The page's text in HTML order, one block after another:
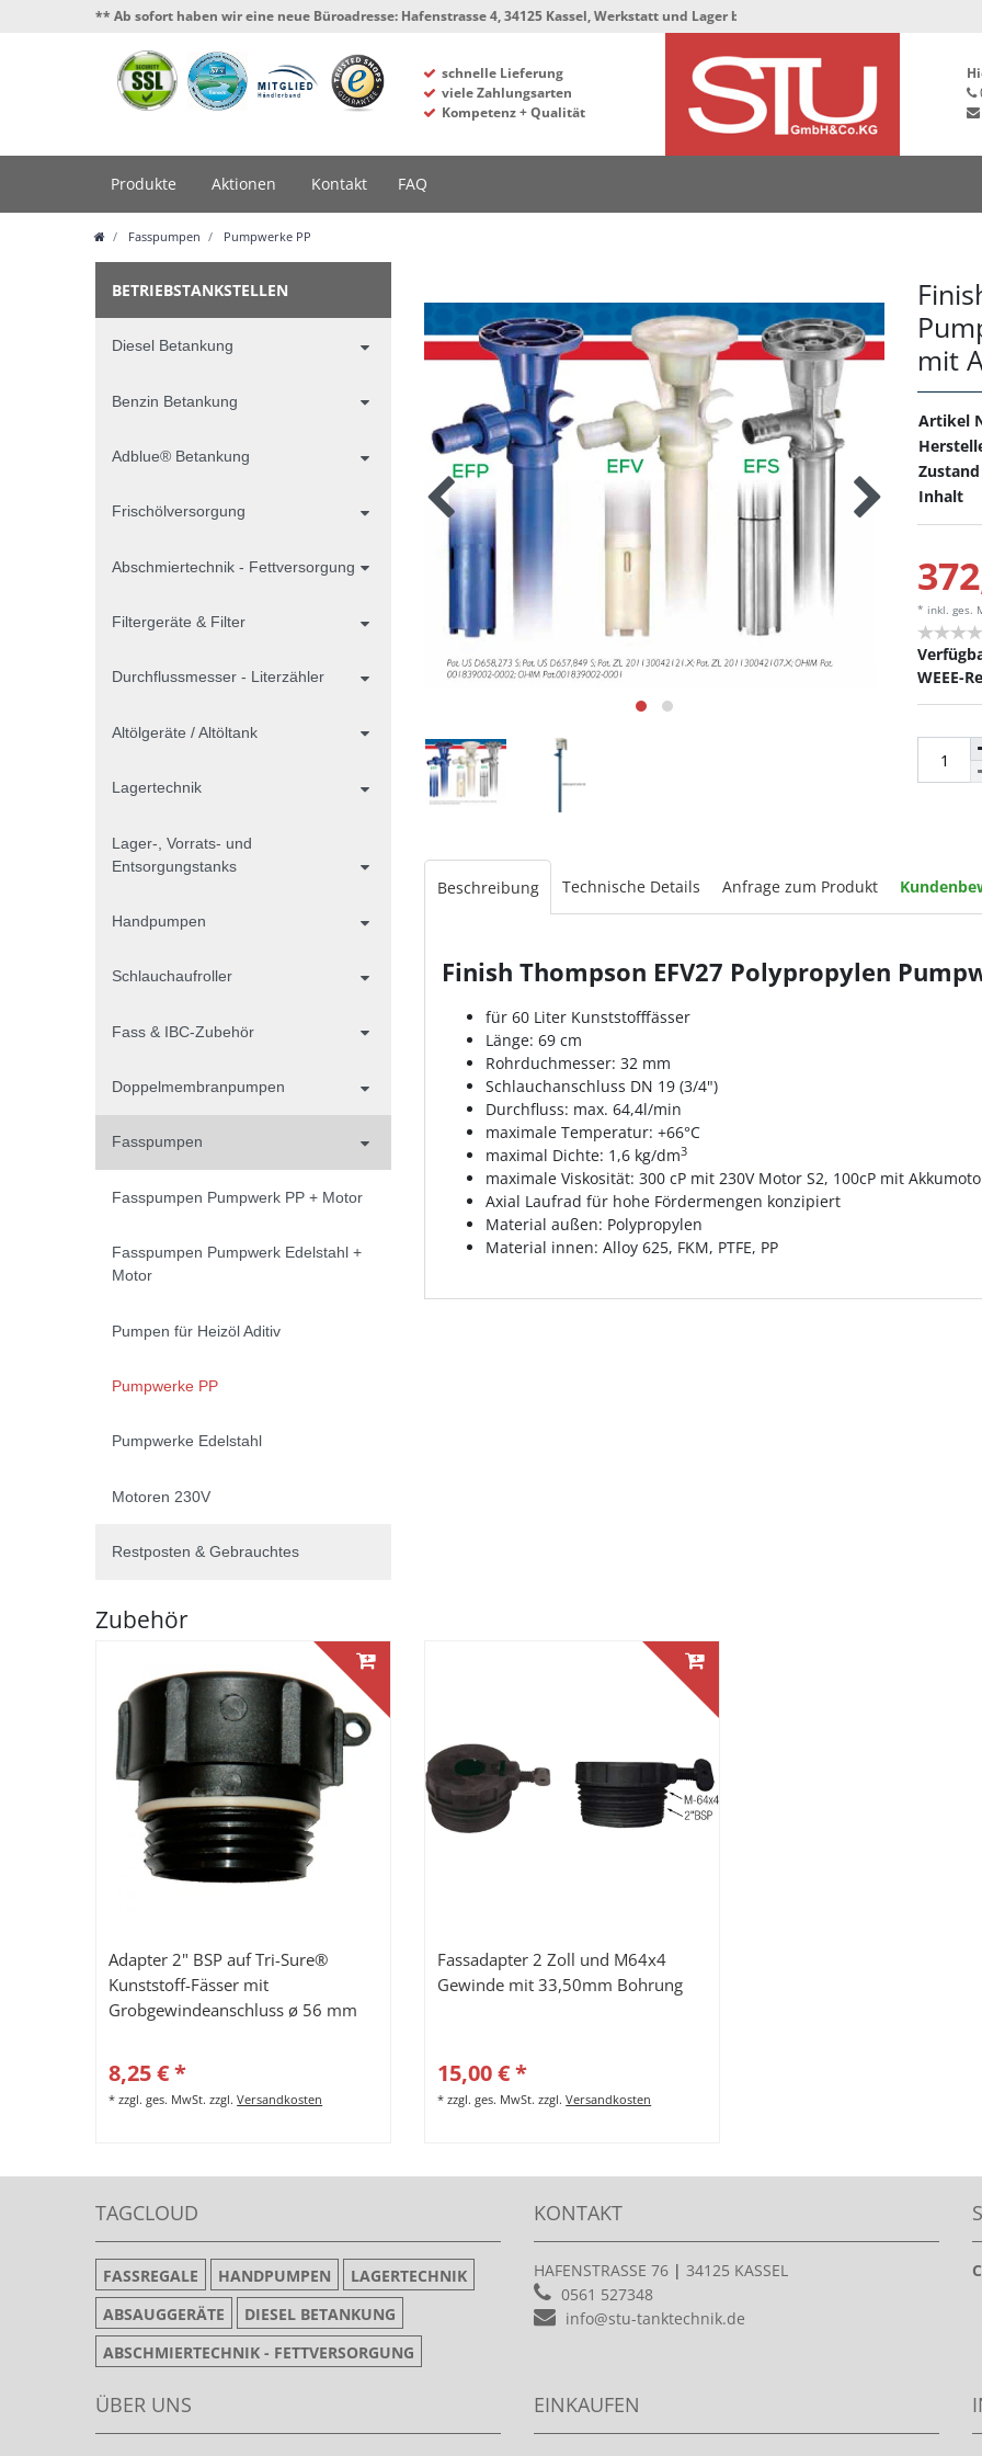
*** Ab sofort haben wir eine neue Büroadresse: Hafenstrasse 4, 34125 Kassel, Werkstatt und Lager bleiben in der Hafenstrasse 76, 34125 Kassel
schnelle Lieferung
viele Zahlungsarten
Kompetenz + Qualität
Produkte Aktionen Kontakt FAQ
Fasspumpen Pumpwerke PP
BETRIEBSTANKSTELLEN
Diesel Betankung
Benzin Betankung
Adblue® Betankung
Frischölversorgung
Abschmiertechnik - Fettversorgung
Filtergeräte & Filter
Durchflussmesser - Literzähler
Altölgeräte / Altöltank
Lagertechnik
Lager-, Vorrats- und
Entsorgungstanks
Handpumpen
Schlauchaufroller
Fass & IBC-Zubehör
Doppelmembranpumpen
Fasspumpen
Fasspumpen Pumpwerk PP + Motor
Fasspumpen Pumpwerk Edelstahl +
Motor
Pumpen für Heizöl Aditiv
Pumpwerke PP
Pumpwerke Edelstahl
Motoren 230V
Restposten & Gebrauchtes
mit
Artikel
Zustand
Inhalt
* inkl. ges.
WEEE-
Beschreibung Technische Details Anfrage zum Produkt
Finish Thompson EFV27 Polypropylen
für 60 Liter Kunststofffässer
Länge: 69 cm
Rohrduchmesser: 32 mm
Schlauchanschluss DN 19 (3/4")
Durchfluss: max. 64,4l/min
maximale Temperatur: +66°C
maximal Dichte: 1,6 kg/dm3
maximale Viskosität: 300 cP mit 230V Motor S2, 100cP mit
Axial Laufrad für hohe Fördermengen konzipiert
Material außen: Polypropylen
Material innen: Alloy 625, FKM, PTFE, PP
Zubehör
Adapter 2" BSP auf Tri-Sure®
Kunststoff-Fässer mit
Grobgewindeanschluss ø 56 mm
8,25 € *
*zzgl. ges. MwSt. zzgl.Versandkosten
Fassadapter 2 Zoll und M64x4
Gewinde mit 33,50mm Bohrung
15,00 € *
*zzgl. ges. MwSt. zzgl.Versandkosten
TAGCLOUD
FASSREGALE HANDPUMPEN
LAGERTECHNIK
ABSAUGGERÄTE
DIESEL BETANKUNG
ABSCHMIERTECHNIK - FETTVERSORGUNG
KONTAKT
HAFENSTRASSE 76 | 34125 KASSEL
0561 527348
info@stu-tanktechnik.de
ÜBER UNS EINKAUFEN